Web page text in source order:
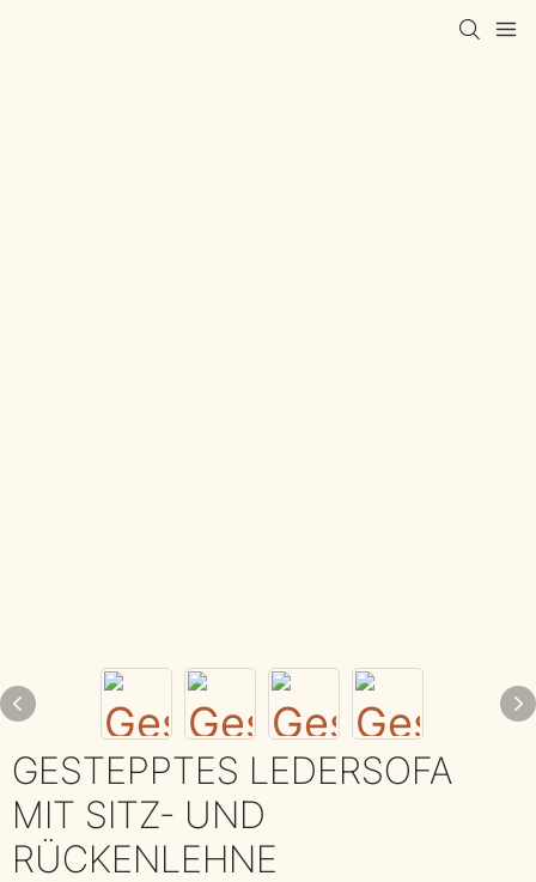
GESTEPPTES LEDERSOFA
MIT SITZ- UND
RÜCKENLEHNE